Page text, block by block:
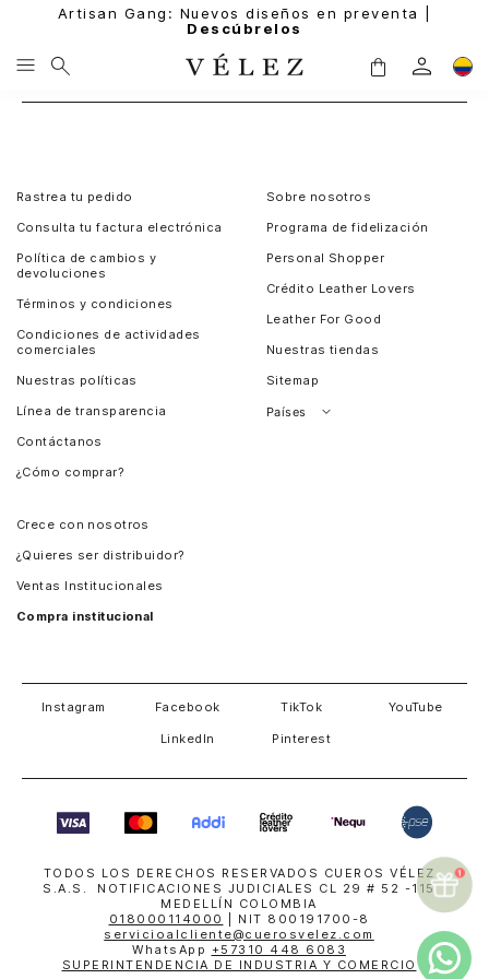
Artisan Gang: Nuevos diseños en preventa |
Descúbrelos
Rastrea tu pedido
Consulta tu factura electrónica
Política de cambios y
devoluciones
Términos y condiciones
Condiciones de actividades
comerciales
Nuestras políticas
Línea de transparencia
Contáctanos
¿Cómo comprar?
Sobre nosotros
Programa de fidelización
Personal Shopper
Crédito Leather Lovers
Leather For Good
Nuestras tiendas
Sitemap
Países
Crece con nosotros
¿Quieres ser distribuidor?
Ventas Institucionales
Compra institucional
Instagram Facebook TikTok YouTube
LinkedIn Pinterest
TODOS LOS DERECHOS RESERVADOS CUEROS VÉLEZ
S.A.S. NOTIFICACIONES JUDICIALES CL 29 # 52 -115
MEDELLÍN COLOMBIA
018000114000
| NIT 800191700-8
servicioalcliente@cuerosvelez.com
WhatsApp +57310 448 6083
SUPERINTENDENCIA DE INDUSTRIA Y COMERCIO